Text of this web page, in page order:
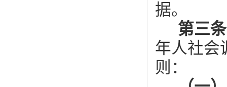
据。
第三
年人社会
则：